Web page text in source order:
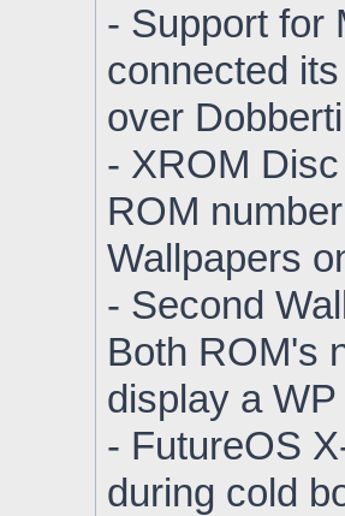
- Support for
connected
over
- XROM
ROM
Wallpapers
- Second
Both ROM's
display a
- FutureOS
during cold